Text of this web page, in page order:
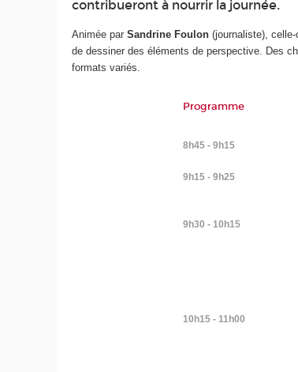
contribueront à nourrir la journée.
Animée parSandrine Foulon (journaliste),
de dessiner des éléments de perspective. Des
formats variés.
Programme
8h45 - 9h15
9h15 - 9h25
9h30 - 10h15
10h15 - 11h00